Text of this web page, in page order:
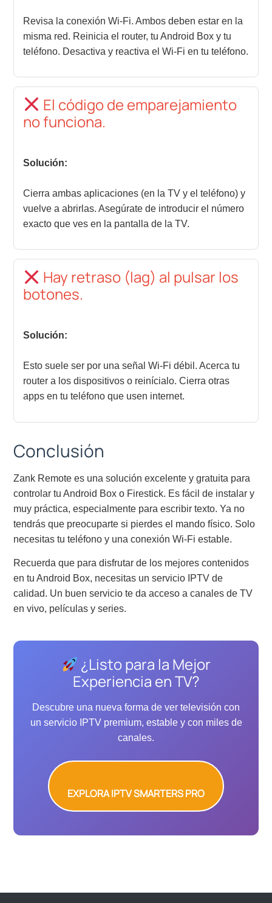
Revisa la conexión Wi-Fi. Ambos deben estar en la
misma red. Reinicia el router, tu Android Box y tu
teléfono. Desactiva y reactiva el Wi-Fi en tu teléfono.
El código de emparejamiento
no funciona.
Solución:
Cierra ambas aplicaciones (en la TV y el teléfono) y
vuelve a abrirlas. Asegúrate de introducir el número
exacto que ves en la pantalla de la TV.
Hay retraso (lag) al pulsar los
botones.
Solución:
Esto suele ser por una señal Wi-Fi débil. Acerca tu
router a los dispositivos o reinícialo. Cierra otras
apps en tu teléfono que usen internet.
Conclusión
Zank Remote es una solución excelente y gratuita para
controlar tu Android Box o Firestick. Es fácil de instalar y
muy práctica, especialmente para escribir texto. Ya no
tendrás que preocuparte si pierdes el mando físico. Solo
necesitas tu teléfono y una conexión Wi-Fi estable.
Recuerda que para disfrutar de los mejores contenidos
en tu Android Box, necesitas un servicio IPTV de
calidad. Un buen servicio te da acceso a canales de TV
en vivo, películas y series.
¿Listo para la Mejor
Experiencia en TV?
Descubre una nueva forma de ver televisión con
un servicio IPTV premium, estable y con miles de
canales.
EXPLORA IPTV SMARTERS PRO